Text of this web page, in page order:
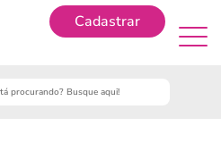
Cadastrar